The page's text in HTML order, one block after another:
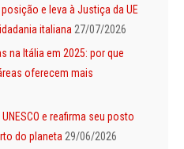
e leva à Justiça da UE
italiana 27/07/2026
na Itália em 2025: por que
oferecem mais
e reafirma seu posto
do planeta 29/06/2026